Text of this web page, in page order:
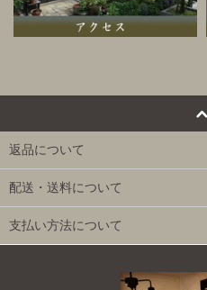
返品について
配送・送料について
支払い方法について